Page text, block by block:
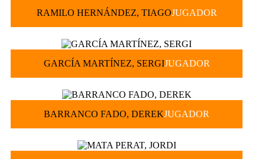
RAMILO HERNÁNDEZ, TIAGOJUGADOR
GARCÍA MARTÍNEZ, SERGIJUGADOR
BARRANCO FADO, DEREKJUGADOR